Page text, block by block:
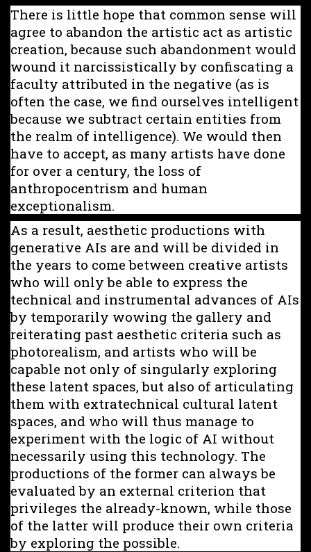
There is little hope that common sense will
agree to abandon the artistic act as artistic
creation, because such abandonment would
wound it narcissistically by confiscating a
faculty attributed in the negative (as is
often the case, we find ourselves intelligent
because we subtract certain entities from
the realm of intelligence). We would then
have to accept, as many artists have done
for over a century, the loss of
anthropocentrism and human
exceptionalism.
As a result, aesthetic productions with
generative AIs are and will be divided in
the years to come between creative artists
who will only be able to express the
technical and instrumental advances of AIs
by temporarily wowing the gallery and
reiterating past aesthetic criteria such as
photorealism, and artists who will be
capable not only of singularly exploring
these latent spaces, but also of articulating
them with extratechnical cultural latent
spaces, and who will thus manage to
experiment with the logic of AI without
necessarily using this technology. The
productions of the former can always be
evaluated by an external criterion that
privileges the already-known, while those
of the latter will produce their own criteria
by exploring the possible.